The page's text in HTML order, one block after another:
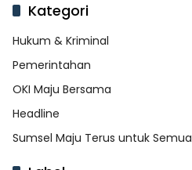
Kategori
Hukum & Kriminal
Pemerintahan
OKI Maju Bersama
Headline
Sumsel Maju Terus untuk Semua